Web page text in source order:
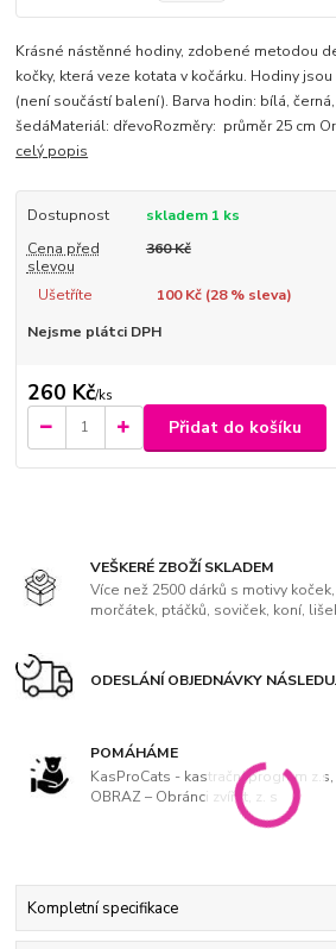
Krásné nástěnné hodiny, zdobené metodou
kočky, která veze kotata v kočárku. Hodiny
(není součástí balení). Barva hodin: bílá, černá,
šedáMateriál: dřevoRozměry: průměr 25 cm
celý popis
Dostupnost
skladem 1 ks
Cena před
slevou
360 Kč
Ušetříte 100 Kč (28% sleva)
Nejsme plátci DPH
260 Kč/ks
Přidat do košíku
VEŠKERÉ ZBOŽÍ SKLADEM
Více než 2500 dárků s motivy
morčátek, ptáčků, soviček, koní,
ODESLÁNÍ OBJEDNÁVKY
POMÁHÁME
KasProCats - kastrační program
OBRAZ – Obránci zvířat, z. s
Kompletní specifikace